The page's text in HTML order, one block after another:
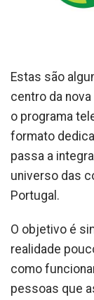
Estas são
centro da nova
o programa
formato
passa a
universo das
Portugal.
O objetivo é
realidade
como
pessoas que